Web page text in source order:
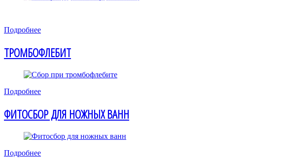
Подробнее
ТРОМБОФЛЕБИТ
Подробнее
ФИТОСБОР ДЛЯ НОЖНЫХ ВАНН
Подробнее